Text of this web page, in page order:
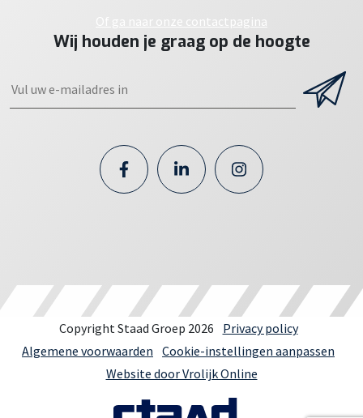
Of ga naar onze contactpagina
Wij houden je graag op de hoogte
Copyright Staad Groep 2026
Privacy policy
Algemene voorwaarden Cookie-instellingen aanpassen
Website door Vrolijk Online